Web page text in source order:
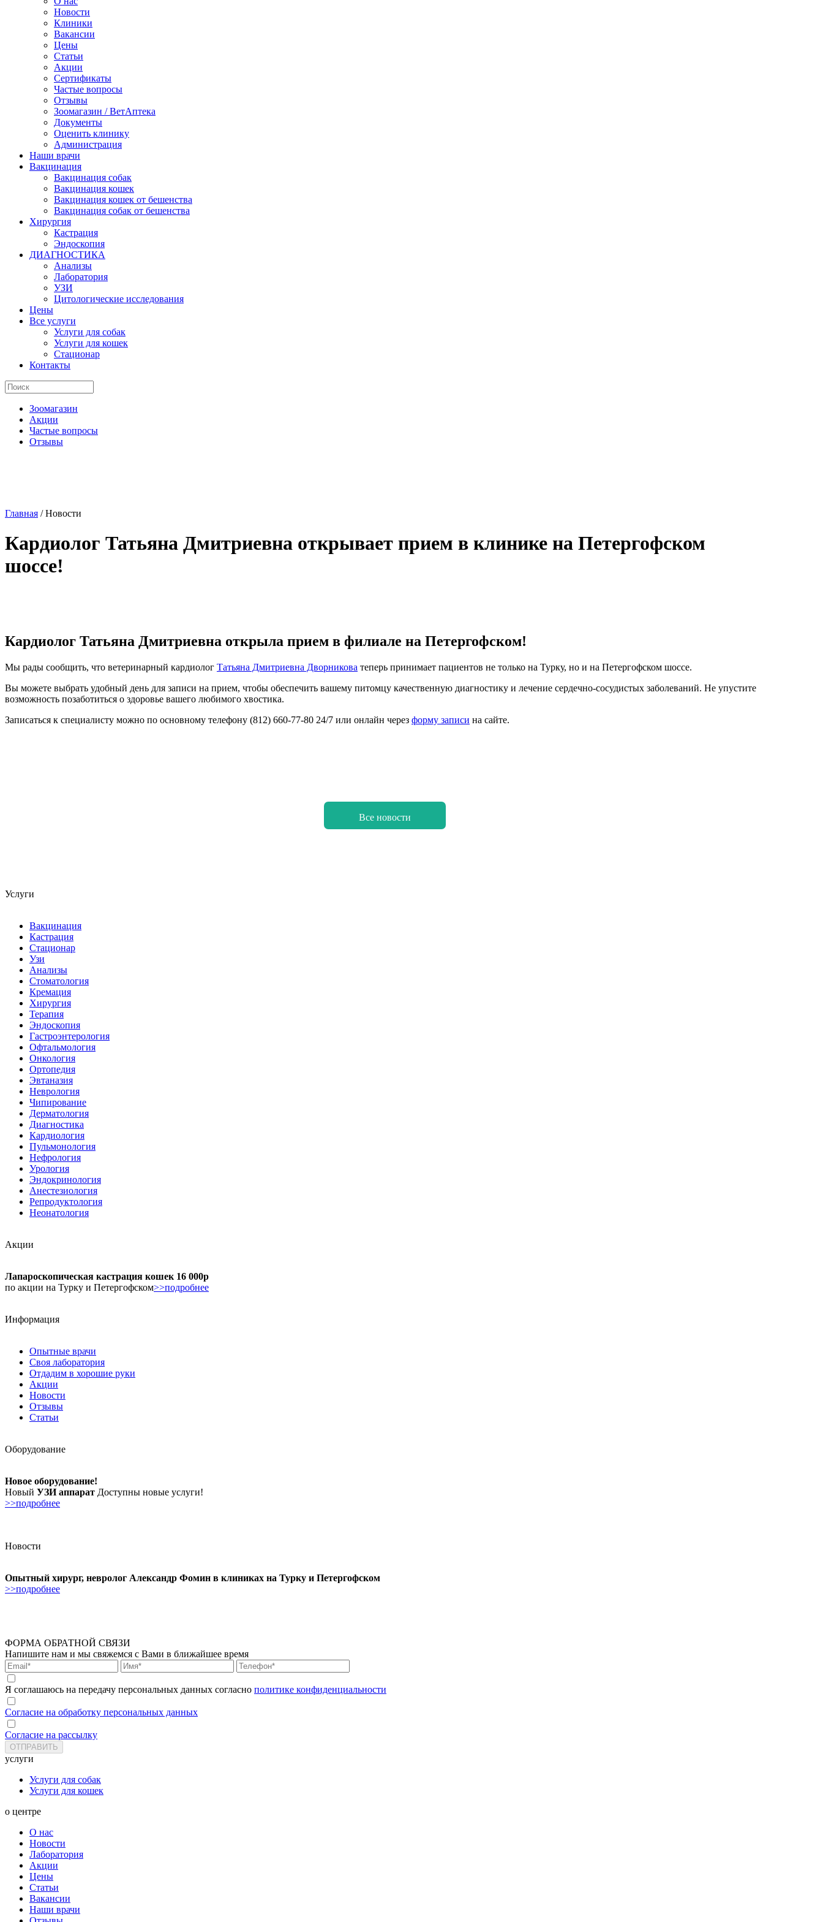
Новости
Клиники
Вакансии
Цены
Статьи
Акции
Сертификаты
Частые вопросы
Отзывы
Зоомагазин / ВетАптека
Документы
Оценить клинику
Администрация
Наши врачи
Вакцинация
Вакцинация собак
Вакцинация кошек
Вакцинация кошек от бешенства
Вакцинация собак от бешенства
Хирургия
Кастрация
Эндоскопия
ДИАГНОСТИКА
Анализы
Лаборатория
УЗИ
Цитологические исследования
Цены
Все услуги
Услуги для собак
Услуги для кошек
Стационар
Контакты
Зоомагазин
Акции
Частые вопросы
Отзывы
Главная /Новости
Кардиолог Татьяна Дмитриевна открывает прием в клинике на Петергофском
шоссе!
Кардиолог Татьяна Дмитриевна открыла прием в филиале на Петергофском!
Мы рады сообщить, что ветеринарный кардиолог Татьяна Дмитриевна Дворникова теперь принимает пациентов не только на Турку, но и на Петергофском шоссе.
Вы можете выбрать удобный день для записи на прием, чтобы обеспечить вашему питомцу качественную диагностику и лечение сердечно-сосудистых заболеваний. Не упустите
возможность позаботиться о здоровье вашего любимого хвостика.
Записаться к специалисту можно по основному телефону (812) 660-77-80 24/7 или онлайн через форму записи на сайте.
Все новости
Услуги
Вакцинация
Кастрация
Стационар
Узи
Анализы
Стоматология
Кремация
Хирургия
Терапия
Эндоскопия
Гастроэнтерология
Офтальмология
Онкология
Ортопедия
Эвтаназия
Неврология
Чипирование
Дерматология
Диагностика
Кардиология
Пульмонология
Нефрология
Урология
Эндокринология
Анестезиология
Репродуктология
Неонатология
Акции
Лапароскопическая кастрация кошек 16 000р
по акции на Турку и Петергофском>>подробнее
Информация
Опытные врачи
Своя лаборатория
Отдадим в хорошие руки
Акции
Новости
Отзывы
Статьи
Оборудование
Новое оборудование!
Новый УЗИ аппарат Доступны новые услуги!
>>подробнее
Новости
Опытный хирург, невролог Александр Фомин в клиниках на Турку и Петергофском
>>подробнее
ФОРМА ОБРАТНОЙ СВЯЗИ
Напишите нам и мы свяжемся с Вами в ближайшее время
Я соглашаюсь на передачу персональных данных согласно политике конфиденциальности
Согласие на обработку персональных данных
Согласие на рассылку
услуги
Услуги для собак
Услуги для кошек
о центре
О нас
Новости
Лаборатория
Акции
Цены
Статьи
Вакансии
Наши врачи